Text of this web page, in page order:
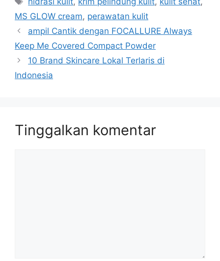
MS GLOW cream, perawatan kulit
ampil Cantik dengan FOCALLURE Always
Keep Me Covered Compact Powder
10 Brand Skincare Lokal Terlaris di
Indonesia
Tinggalkan komentar